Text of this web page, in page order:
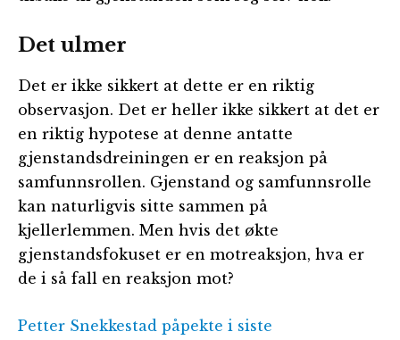
Det ulmer
Det er ikke sikkert at dette er en riktig
observasjon. Det er heller ikke sikkert at det er
en riktig hypotese at denne antatte
gjenstandsdreiningen er en reaksjon på
samfunnsrollen. Gjenstand og samfunnsrolle
kan naturligvis sitte sammen på
kjellerlemmen. Men hvis det økte
gjenstandsfokuset er en motreaksjon, hva er
de i så fall en reaksjon mot?
Petter Snekkestad påpekte i siste